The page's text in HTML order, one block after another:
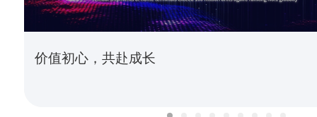
价值初心，共赴成长